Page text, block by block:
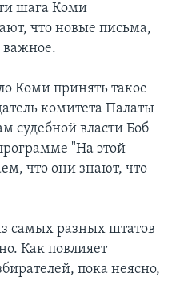
шага Коми
что новые письма,
важное.
Коми принять такое
комитета Палаты
судебной власти Боб
"На этой
что они знают, что
самых разных штатов
Как повлияет
пока неясно,